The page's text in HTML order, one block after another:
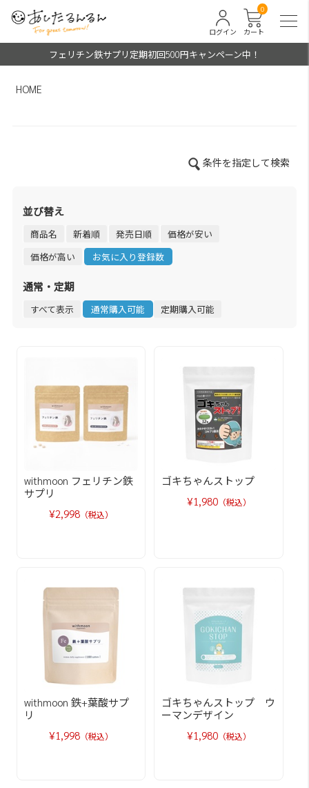
カート
0
ログイン
フェリチン鉄サプリ定期初回500円キャンペーン中！
HOME
条件を指定して検索
並び替え
商品名 新着順 発売日順
価格が安い
価格が高い
お気に入り登録数
通常・定期
すべて表示 通常購入可能 定期購入可能
withmoon フェリチン鉄
サプリ
¥2,998 （税込）
ゴキちゃんストップ
¥1,980（税込）
withmoon 鉄+葉酸サプ
リ
¥1,998 （税込）
ゴキちゃんストップ ウ
ーマンデザイン
¥1,980（税込）